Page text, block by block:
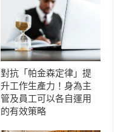
對抗「帕金森定律」提
升工作生產力！身為主
管及員工可以各自運用
的有效策略